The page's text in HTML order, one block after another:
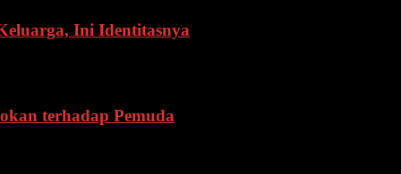
Ini Identitasnya
terhadap Pemuda